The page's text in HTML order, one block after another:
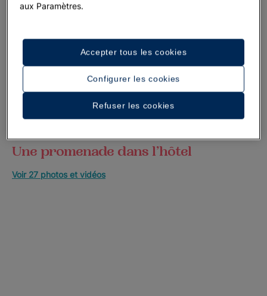
Une promenade dans l’hôtel
Voir 27 photos et vidéos
aux Paramètres.
Configurer les cookies
Refuser les cookies
Accepter tous les cookies